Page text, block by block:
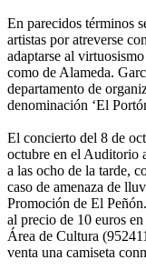
En parecidos términos
artistas por atreverse
adaptarse al
como de Alameda.
departamento de
denominación ‘El
El concierto del 8 de
octubre en el Auditorio
a las ocho de la tarde,
caso de amenaza de
Promoción de El
al precio de 10 euros en
Área de Cultura
venta una camiseta